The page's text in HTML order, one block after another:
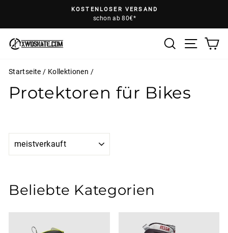
Inhalt
Pause
KOSTENLOSER VERSAND
schon ab 80€*
Suche
Startseite / Kollektionen /
Protektoren für Bikes
Beliebte Kategorien